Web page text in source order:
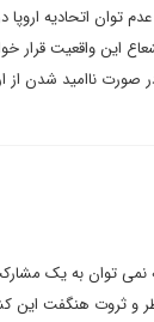
اتحادیه اروپا
این واقعیت قرار
صورت ناامید شدن از
نمی توان به یک
و ثروت هنگفت این